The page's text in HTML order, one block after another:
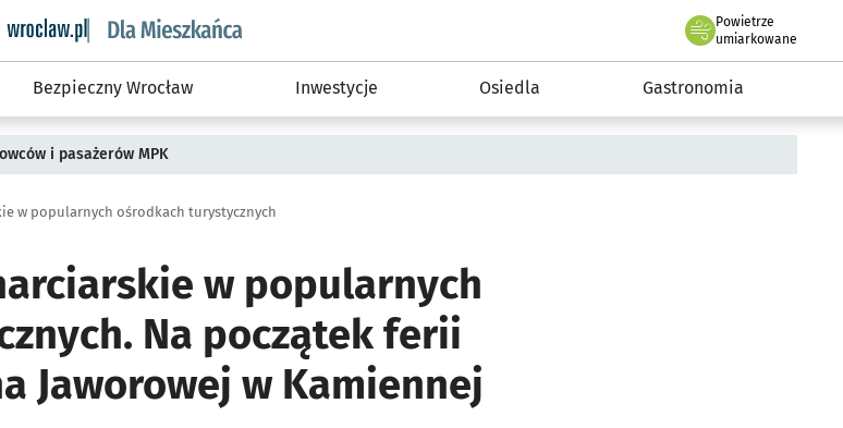
informacyjny wroclaw.pl podserwis: Dla mieszkańca
Powietrze
we Wrocławiu
umiarkowane
Bezpieczny Wrocław Inwestycje Osiedla Gastronomia
i pasażerów MPK
w popularnych ośrodkach turystycznych
w popularnych
Na początek ferii
Jaworowej w Kamiennej